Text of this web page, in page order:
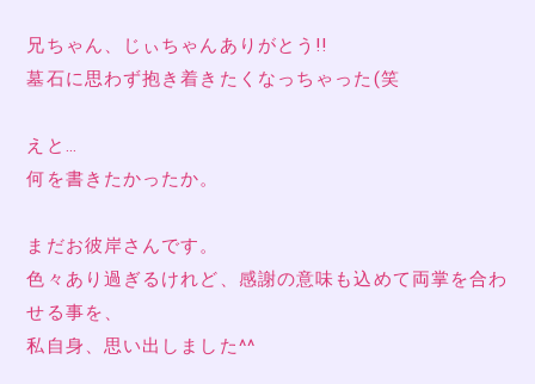
兄ちゃん、じぃちゃんありがとう!!
墓石に思わず抱き着きたくなっちゃった(笑
えと…
何を書きたかったか。
まだお彼岸さんです。
色々あり過ぎるけれど、感謝の意味も込めて両掌を合わ
せる事を、
私自身、思い出しました^^